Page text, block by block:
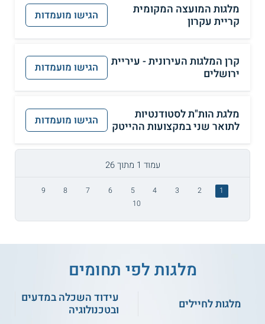
מלגות המועצה המקומית
קריית עקרון
הגישו מועמדות
קרן המלגות העירונית - עיריית
ירושלים
הגישו מועמדות
מלגת הות"ת לסטודנטיות
לתואר שני במקצועות ההייטק
הגישו מועמדות
עמוד 1 מתוך 26
1
2
3
4
5
6
7
8
9
10
מלגות לפי תחומים
מלגות לחיילים
עידוד השכלה במדעים
ובטכנולוגיה